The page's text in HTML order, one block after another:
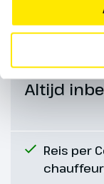
Dag 6
Altijd
Reis per
Bekijk